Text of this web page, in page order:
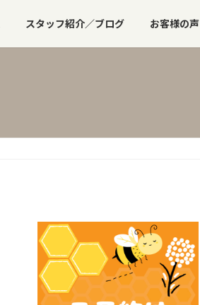
スタッフ紹介／ブログ お客様の声